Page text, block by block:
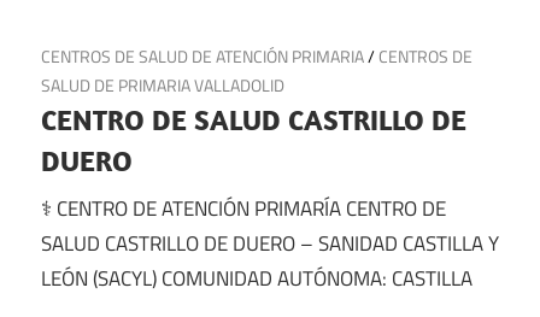
11 de julio de 2025
CENTROS DE SALUD DE ATENCIÓN PRIMARIA/CENTROS DE
SALUD DE PRIMARIA VALLADOLID
CENTRO DE SALUD CASTRILLO DE
DUERO
⚕️ CENTRO DE ATENCIÓN PRIMARÍA CENTRO DE
SALUD CASTRILLO DE DUERO – SANIDAD CASTILLA Y
LEÓN (SACYL) COMUNIDAD AUTÓNOMA: CASTILLA